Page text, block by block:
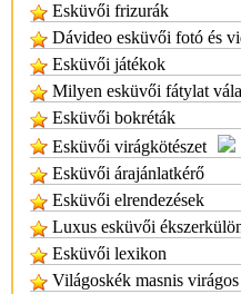
Esküvői frizurák
Dávideo esküvői fotó és
Esküvői játékok
Milyen esküvői fátylat
Esküvői bokréták
Esküvői virágkötészet
Esküvői árajánlatkérő
Esküvői elrendezések
Luxus esküvői
Esküvői lexikon
Világoskék masnis